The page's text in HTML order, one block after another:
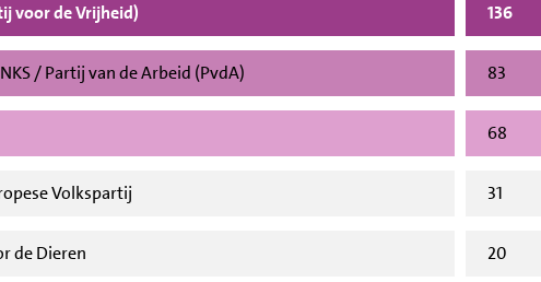
voor de Vrijheid) 136
/ Partij van de Arbeid (PvdA) 83
68
Volkspartij 31
de Dieren 20